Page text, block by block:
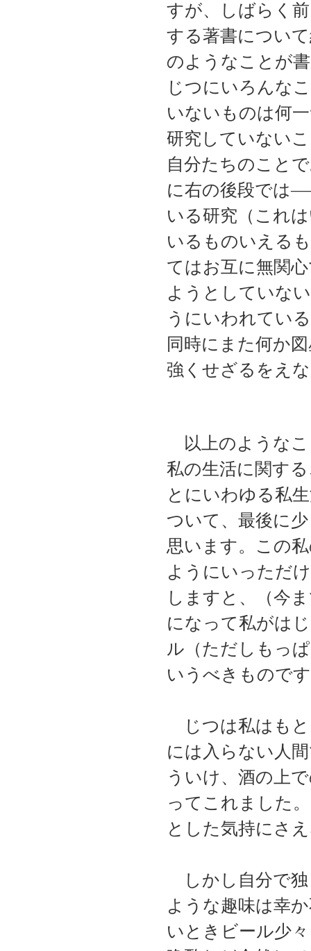
すが、しばらく
する著書につい
のようなことが
じつにいろんな
いないものは何
研究していない
自分たちのこと
に右の後段では
いる研究（これ
いるものいえる
てはお互に無関
ようとしていな
うにいわれてい
同時にまた何か
強くせざるをえ
以上のようなこ
私の生活に関す
とにいわゆる私
ついて、最後に
思います。この
ようにいっただ
しますと、（今
になって私がは
ル（ただしもっ
いうべきもので
じつは私はもと
には入らない人
ういけ、酒の上
ってこれました
とした気持にさ
しかし自分で独
ような趣味は幸
いときビール少